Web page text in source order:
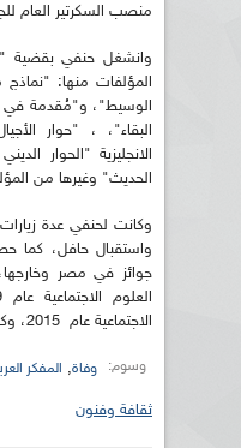
منصب السكرتير العام
وانشغل حنفي بقضية
المؤلفات منها:
الوسيط"، و"مُقدمة في
البقاء"، ، "حوار
الانجليزية "الحوار
الحديث" وغيرها من
وكانت لحنفي عدة
واستقبال حافل، كما
جوائز في مصر
الاجتماعية عام 2015، وكذلك جائزة المفكر الحر من بولندا.
وسوم: وفاة, المفكر
ثقافة وفنون